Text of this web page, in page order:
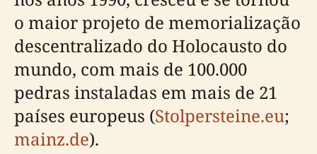
o maior projeto de memorialização
descentralizado do Holocausto do
mundo, com mais de 100.000
pedras instaladas em mais de 21
países europeus (Stolpersteine.eu;
mainz.de).